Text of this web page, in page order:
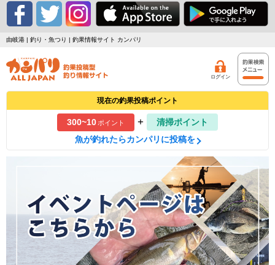
由岐港 | 釣り・魚つり | 釣果情報サイト カンパリ
ログイン
現在の釣果投稿ポイント
300~10ポイント +
清掃ポイント
魚が釣れたらカンパリに投稿を